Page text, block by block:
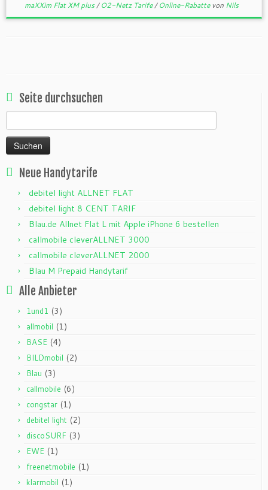
maXXim Flat XM plus/O2-Netz Tarife/Online-Rabatte von Nils
Seite durchsuchen
Suchen
nach:
Neue Handytarife
debitel light ALLNET FLAT
debitel light 8 CENT TARIF
Blau.de Allnet Flat L mit Apple iPhone 6 bestellen
callmobile cleverALLNET 3000
callmobile cleverALLNET 2000
Blau M Prepaid Handytarif
Alle Anbieter
1und1 (3)
allmobil (1)
BASE (4)
BILDmobil (2)
Blau (3)
callmobile (6)
congstar (1)
debitel light (2)
discoSURF (3)
EWE (1)
freenetmobile (1)
klarmobil (1)